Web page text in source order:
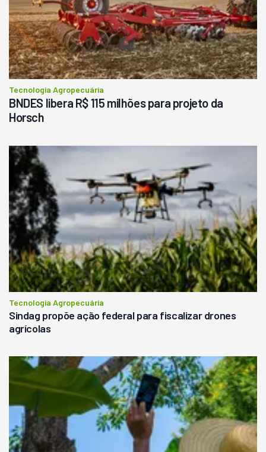
Tecnologia Agropecuária
BNDES libera R$ 115 milhões para projeto da
Horsch
Tecnologia Agropecuária
Sindag propõe ação federal para fiscalizar drones
agrícolas